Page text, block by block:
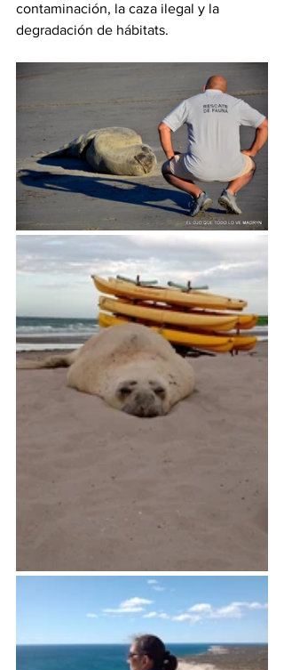
contaminación, la caza ilegal y la
degradación de hábitats.